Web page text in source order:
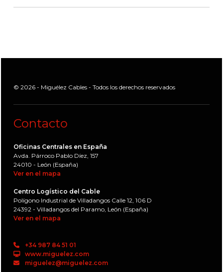
© 2026 - Miguélez Cables - Todos los derechos reservados
Contacto
Oficinas Centrales en España
Avda. Párroco Pablo Díez, 157
24010 - León (España)
Ver en el mapa
Centro Logístico del Cable
Polígono Industrial de Villadangos Calle 12, 106 D
24392 - Villadangos del Paramo, León (España)
Ver en el mapa
+34 987 84 51 01
www.miguelez.com
miguelez@miguelez.com